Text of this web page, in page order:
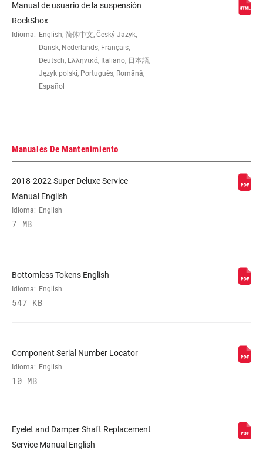
EYE TO EYE /
STROKE
165x42.5(TR), 165x45(TR),
185x47.5(TR), 185x50(TR),
185x52.5(TR), 185x55(TR), 190x37.5,
190x40, 190x42.5, 190x45,
205x57.5(TR), 205x60(TR),
250x70, 250x72.5, 250x75
DAMPER TYPE
REBOUND TUNE
TUNE
SHAFT EYELET No Bushing, Standard, Trunnion
BODY EYELET
WEIGHT (G) 445
Manual de usuario de la suspensión
RockShox
Idioma: English, 简体中文, Český Jazyk,
Dansk, Nederlands, Français,
Deutsch, Ελληνικά, Italiano, 日本語,
Język polski, Português, Română,
Español
Manuales De Mantenimiento
2018-2022 Super Deluxe Service
Manual English
Idioma: English
7 MB
Bottomless Tokens English
Idioma: English
547 KB
Component Serial Number Locator
Idioma: English
10 MB
Eyelet and Damper Shaft Replacement
Service Manual English